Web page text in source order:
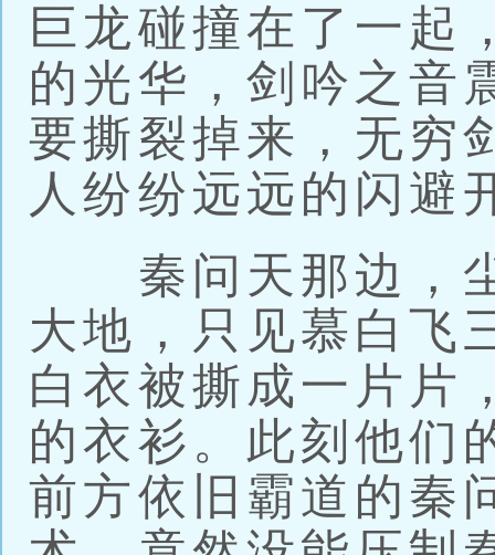
巨龙碰撞在了一起
的光华，剑吟之音
要撕裂掉来，无穷
人纷纷远远的闪避
秦问天那边，尘
大地，只见慕白飞
白衣被撕成一片片
的衣衫。此刻他们
前方依旧霸道的秦